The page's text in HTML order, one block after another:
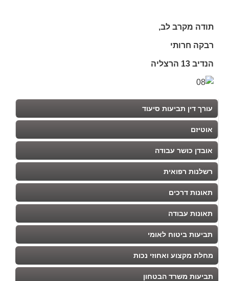
תודה מקרב לב,
רבקה חרותי
הנדיב 13 הרצליה
עורך דין תביעות סיעוד
אוטיזם
אובדן כושר עבודה
רשלנות רפואית
תאונות דרכים
תאונות עבודה
תביעות ביטוח לאומי
מחלת מקצוע ואחוזי נכות
תביעות משרד הבטחון